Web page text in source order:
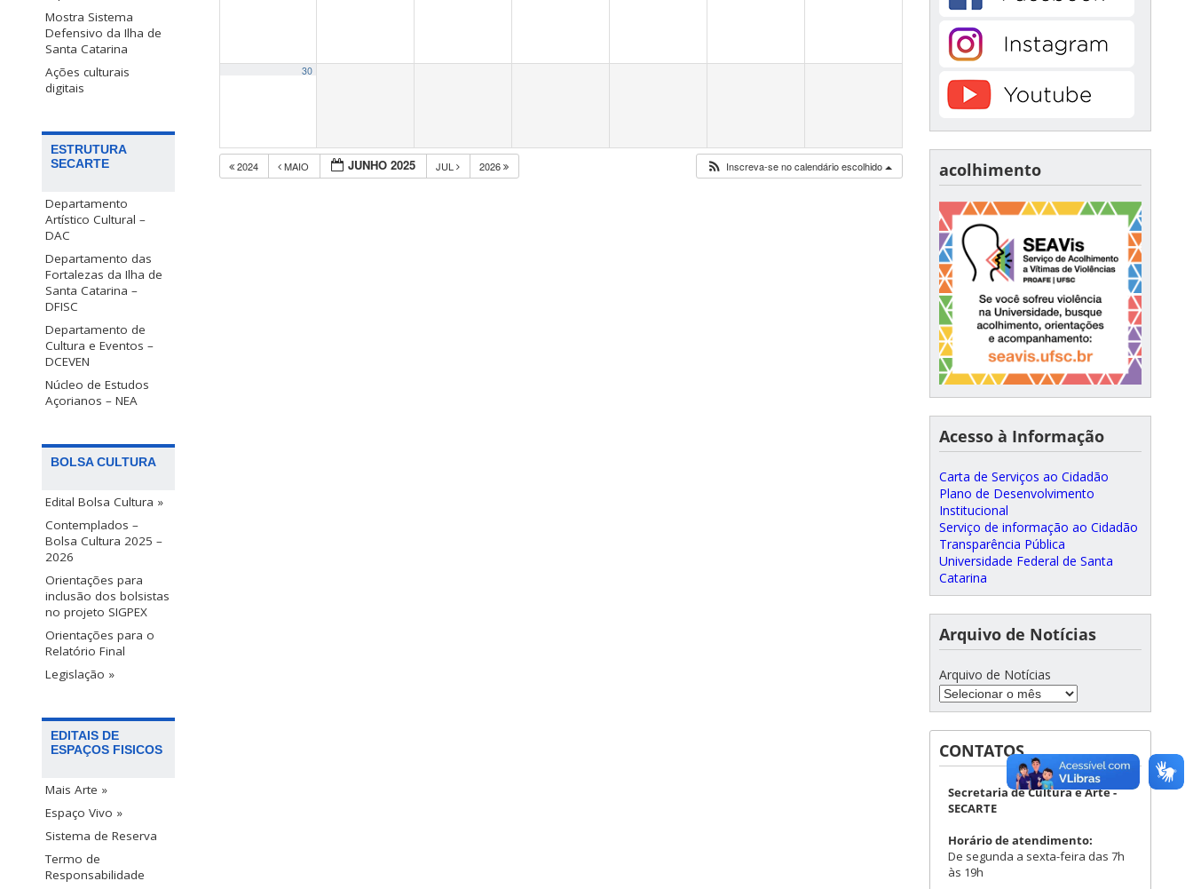
Mostra Sistema
Defensivo da Ilha de
Santa Catarina
Ações culturais
digitais
ESTRUTURA
SECARTE
Departamento
Artístico Cultural –
DAC
Departamento das
Fortalezas da Ilha de
Santa Catarina –
DFISC
Departamento de
Cultura e Eventos –
DCEVEN
Núcleo de Estudos
Açorianos – NEA
BOLSA CULTURA
Edital Bolsa Cultura »
Contemplados –
Bolsa Cultura 2025 –
2026
Orientações para
inclusão dos bolsistas
no projeto SIGPEX
Orientações para o
Relatório Final
Legislação »
EDITAIS DE
ESPAÇOS FISICOS
Mais Arte »
Espaço Vivo »
Sistema de Reserva
Termo de
Responsabilidade
30
2024 MAIO JUNHO 2025 JUL 2026 Inscreva-se no calendário escolhido acolhimento
Acesso à Informação
Carta de Serviços ao Cidadão
Plano de Desenvolvimento
Institucional
Serviço de informação ao Cidadão
Transparência Pública
Universidade Federal de Santa
Catarina
Arquivo de Notícias
Arquivo de Notícias
CONTATOS
Secretaria de Cultura e Arte -
SECARTE
Horário de atendimento:
De segunda a sexta-feira das 7h
às 19h